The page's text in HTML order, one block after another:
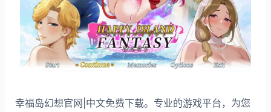
幸福岛幻想官网|中文免费下载。专业的游戏平台，为您